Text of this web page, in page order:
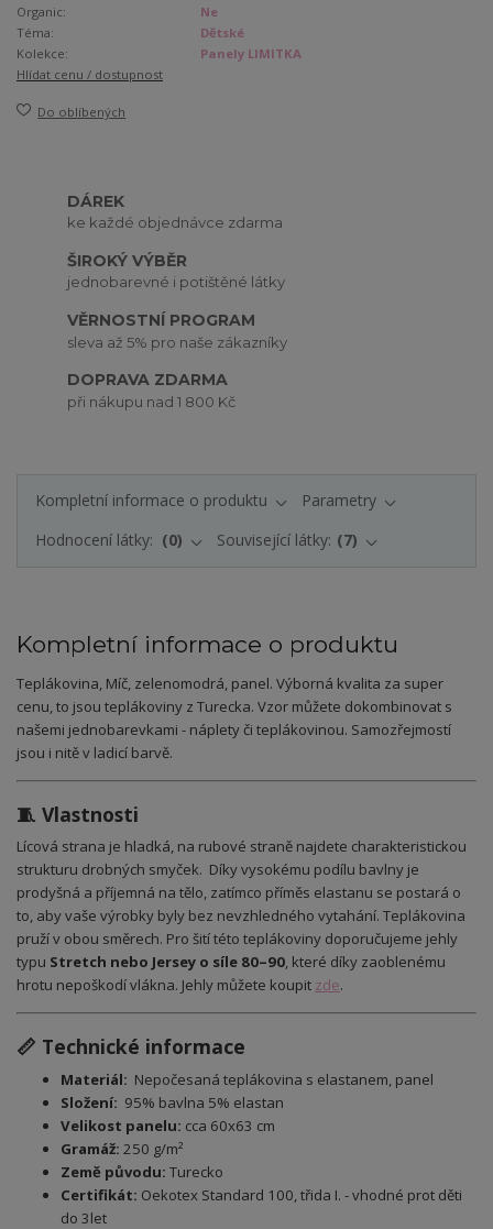
Organic:
Ne
Téma:
Dětské
Kolekce:
Panely LIMITKA
Hlídat cenu / dostupnost
Do oblíbených
DÁREK
ke každé objednávce zdarma
ŠIROKÝ VÝBĚR
jednobarevné i potištěné látky
VĚRNOSTNÍ PROGRAM
sleva až 5% pro naše zákazníky
DOPRAVA ZDARMA
při nákupu nad 1 800 Kč
Kompletní informace o produktu
Parametry
Hodnocení látky:
0 Související látky: 7
Kompletní informace o produktu
Teplákovina, Míč, zelenomodrá, panel. Výborná kvalita za super
cenu, to jsou teplákoviny z Turecka. Vzor můžete dokombinovat s
našemi jednobarevkami - náplety či teplákovinou. Samozřejmostí
jsou i nitě v ladicí barvě.
🧵 Vlastnosti
Lícová strana je hladká, na rubové straně najdete charakteristickou
strukturu drobných smyček. Díky vysokému podílu bavlny je
prodyšná a příjemná na tělo, zatímco příměs elastanu se postará o
to, aby vaše výrobky byly bez nevzhledného vytahání. Teplákovina
pruží v obou směrech. Pro šití této teplákoviny doporučujeme jehly
typu Stretch nebo Jersey o síle 80–90, které díky zaoblenému
hrotu nepoškodí vlákna. Jehly můžete koupit zde.
📏 Technické informace
Materiál: Nepočesaná teplákovina s elastanem, panel
Složení: 95% bavlna 5% elastan
Velikost panelu: cca 60x63 cm
Gramáž: 250 g/m²
Země původu: Turecko
Certifikát: Oekotex Standard 100, třida I. - vhodné prot děti
do 3let